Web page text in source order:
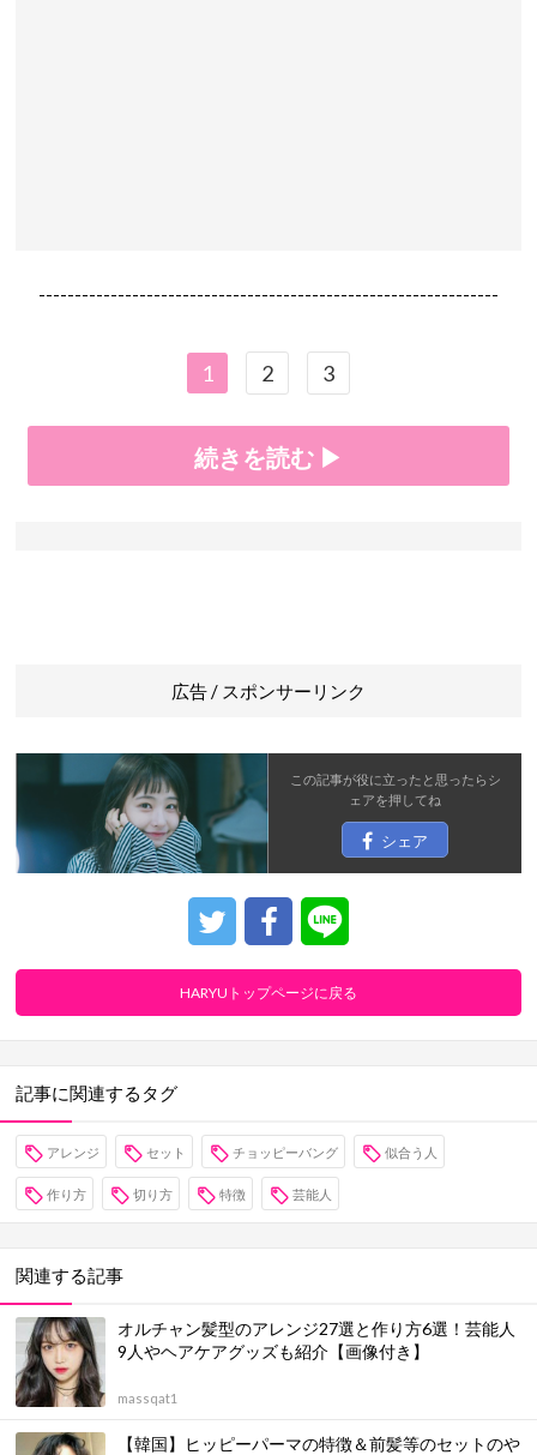
----------------------------------------------------------------
1 2 3
続きを読む ▶
広告 / スポンサーリンク
この記事が役に立ったと思ったらシ
ェアを押してね
シェア
HARYUトップページに戻る
記事に関連するタグ
アレンジ セット チョッピーバング 似合う人
作り方 切り方 特徴 芸能人
関連する記事
オルチャン髪型のアレンジ27選と作り方6選！芸能人
9人やヘアケアグッズも紹介【画像付き】
massqat1
【韓国】ヒッピーパーマの特徴＆前髪等のセットのや